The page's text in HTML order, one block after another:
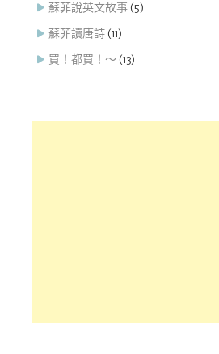
蘇菲說英文故事 (5)
蘇菲讀唐詩 (11)
買！都買！～ (13)